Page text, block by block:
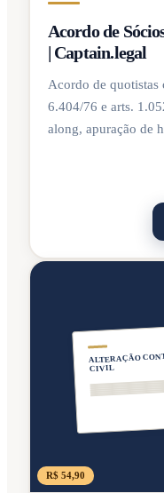
Acordo de
| Captain.legal
Acordo de quotistas
6.404/76 e arts.
along, apuração de
ALTERAÇÃO
CIVIL
R$ 54,90